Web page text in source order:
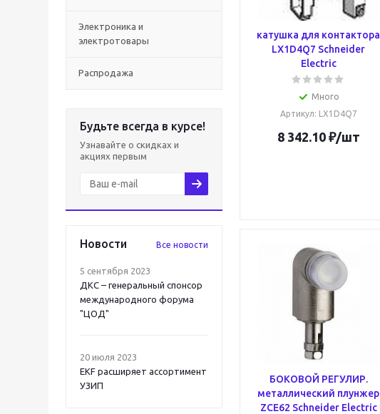
Электроника и
электротовары
Распродажа
Будьте всегда в курсе!
Узнавайте о скидках и
акциях первым
Новости Все новости
5 сентября 2023
ДКС – генеральный спонсор
международного форума
"ЦОД"
20 июля 2023
EKF расширяет ассортимент
УЗИП
катушка для контактора
LX1D4Q7 Schneider
Electric
Много
Артикул: LX1D4Q7
8 342.10₽/шт
БОКОВОЙ РЕГУЛИР.
металлический плунжер
ZCE62 Schneider Electric